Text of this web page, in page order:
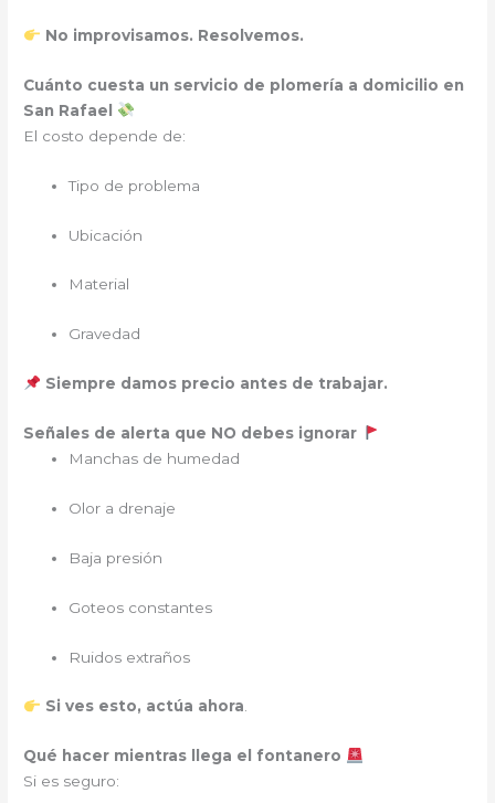
No improvisamos. Resolvemos.
Cuánto cuesta un servicio de plomería a domicilio en
San Rafael
El costo depende de:
Tipo de problema
Ubicación
Material
Gravedad
Siempre damos precio antes de trabajar.
Señales de alerta que NO debes ignorar
Manchas de humedad
Olor a drenaje
Baja presión
Goteos constantes
Ruidos extraños
Si ves esto, actúa ahora.
Qué hacer mientras llega el fontanero
Si es seguro: